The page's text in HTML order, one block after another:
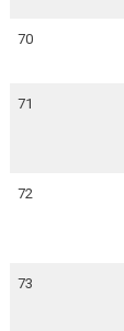
70
71
72
73